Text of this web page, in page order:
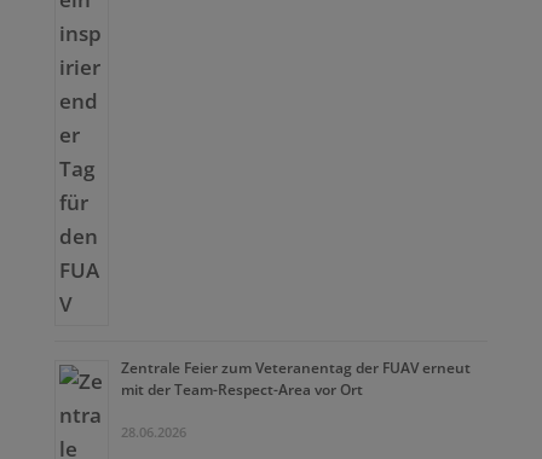
Zentrale Feier zum Veteranentag der FUAV erneut
mit der Team-Respect-Area vor Ort
28.06.2026